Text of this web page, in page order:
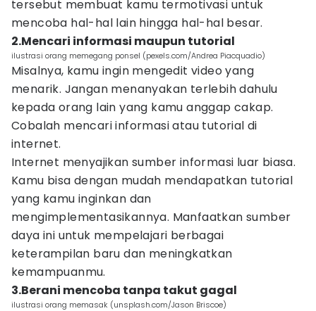
tersebut membuat kamu termotivasi untuk
mencoba hal-hal lain hingga hal-hal besar.
2.Mencari informasi maupun tutorial
ilustrasi orang memegang ponsel (pexels.com/Andrea Piacquadio)
Misalnya, kamu ingin mengedit video yang
menarik. Jangan menanyakan terlebih dahulu
kepada orang lain yang kamu anggap cakap.
Cobalah mencari informasi atau tutorial di
internet.
Internet menyajikan sumber informasi luar biasa.
Kamu bisa dengan mudah mendapatkan tutorial
yang kamu inginkan dan
mengimplementasikannya. Manfaatkan sumber
daya ini untuk mempelajari berbagai
keterampilan baru dan meningkatkan
kemampuanmu.
3.Berani mencoba tanpa takut gagal
ilustrasi orang memasak (unsplash.com/Jason Briscoe)